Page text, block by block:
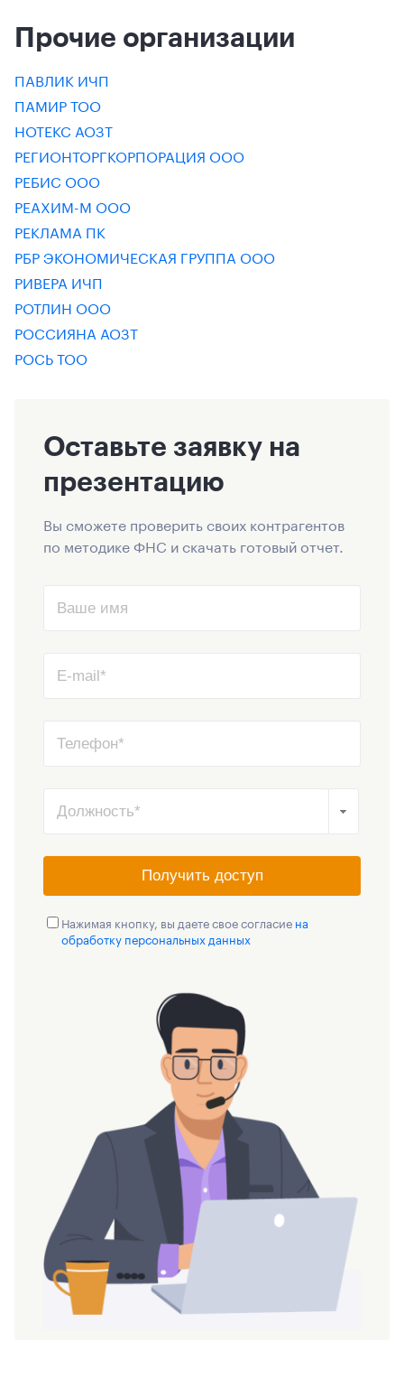
Прочие организации
ПАВЛИК ИЧП
ПАМИР ТОО
НОТЕКС АОЗТ
РЕГИОНТОРГКОРПОРАЦИЯ ООО
РЕБИС ООО
РЕАХИМ-М ООО
РЕКЛАМА ПК
РБР ЭКОНОМИЧЕСКАЯ ГРУППА ООО
РИВЕРА ИЧП
РОТЛИН ООО
РОССИЯНА АОЗТ
РОСЬ ТОО
Оставьте заявку на
презентацию
Вы сможете проверить своих контрагентов
по методике ФНС и скачать готовый отчет.
Получить доступ
Нажимая кнопку, вы даете свое согласие на
обработку персональных данных